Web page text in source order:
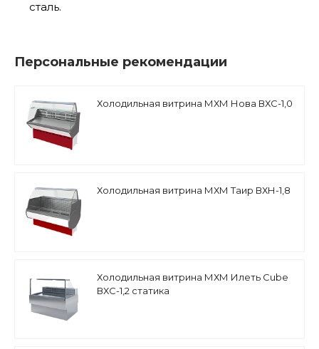
сталь.
Персональные рекомендации
Холодильная витрина МХМ Нова ВХС-1,0
Холодильная витрина МХМ Таир ВХН-1,8
Холодильная витрина МХМ Илеть Cube
ВХС-1,2 статика